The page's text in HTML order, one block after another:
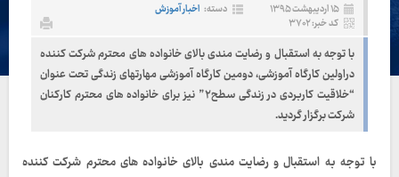
۱۵ اردیبهشت ۱۳۹۵ دسته: اخبار آموزش
کد خبر: ۳۷۰۲
با توجه به استقبال و رضایت مندی بالای خانواده های محترم شرکت کننده
دراولین کارگاه آموزشی، دومین کارگاه آموزشی مهارتهای زندگی تحت عنوان
“خلاقیت کاربردی در زندگی سطح۲” نیز برای خانواده های محترم کارکنان
شرکت برگزار گردید.
با توجه به استقبال و رضایت مندی بالای خانواده های محترم شرکت کننده